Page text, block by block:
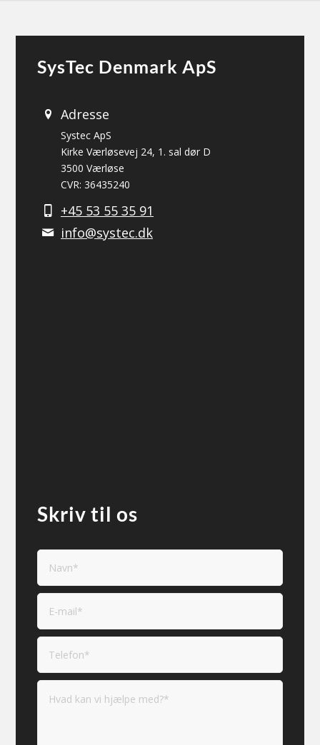
SysTec Denmark ApS
Adresse
Systec ApS
Kirke Værløsevej 24, 1. sal dør D
3500 Værløse
CVR: 36435240
+45 53 55 35 91
info@systec.dk
Skriv til os